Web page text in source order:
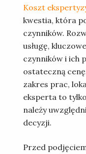
Koszt
kwestia, która
czynników.
usługę,
czynników i ich
ostateczną
zakres prac,
eksperta to
należy
decyzji.
Przed